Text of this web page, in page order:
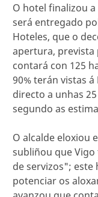
O hotel finalizou
será entregado
Hoteles, que o
apertura, prevista
contará con 125
90% terán vistas
directo a unhas
segundo as
O alcalde eloxiou
subliñou que
de servizos";
potenciar os